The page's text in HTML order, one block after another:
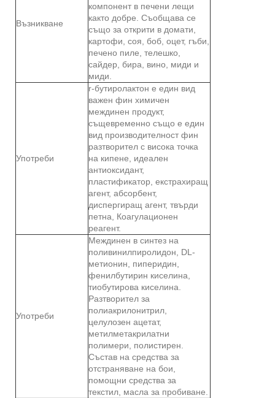
Възникване
компонент в печени лещи
както добре. Съобщава се
също за открити в домати,
картофи, соя, боб, оцет, гъби,
печено пиле, телешко,
сайдер, бира, вино, миди и
миди.
Употреби
r-бутиролактон е един вид
важен фин химичен
междинен продукт,
същевременно също е един
вид производителност фин
разтворител с висока точка
на кипене, идеален
антиоксидант,
пластификатор, екстрахиращ
агент, абсорбент,
диспергиращ агент, твърди
петна, Коагулационен
реагент.
Употреби
Междинен в синтез на
поливинилпиролидон, DL-
метионин, пиперидин,
фенилбутирин киселина,
тиобутирова киселина.
Разтворител за
полиакрилонитрил,
целулозен ацетат,
метилметакрилатни
полимери, полистирен.
Състав на средства за
отстраняване на бои,
помощни средства за
текстил, масла за пробиване.